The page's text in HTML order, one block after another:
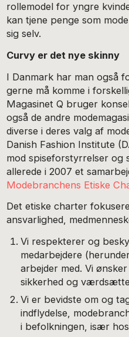
rollemodel for yngre
kan tjene penge som
sig selv.
Curvy er det nye skinny
I Danmark har man også
gerne må komme i
Magasinet Q bruger
også de andre
diverse i deres valg af
Danish Fashion Institute
mod spiseforstyrrelser og
allerede i 2007 et
Modebranchens Etiske
Det etiske charter
ansvarlighed,
Vi respekterer og
medarbejdere
arbejder med. Vi
sikkerhed og
Vi er bevidste om og
indflydelse,
i befolkningen, især